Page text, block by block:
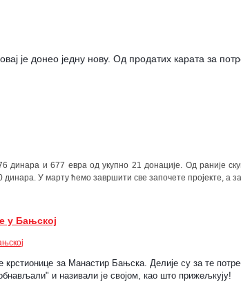
је донео једну нову. Од продатих карата за
динара и 677 евра од укупно 21 донације. Од раније
У марту ћемо завршити све започете пројекте, а
у Бањској
крстионице за Манастир Бањска. Делије су за те
и називали је својом, као што прижељкују!